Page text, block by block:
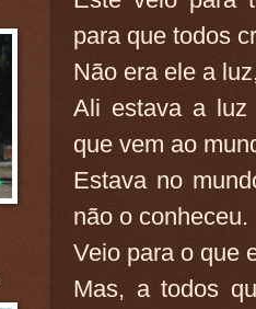
para que todos
Não era ele a
Ali estava a luz
que vem ao
Estava no
não o conheceu.
Veio para o que
Mas, a todos